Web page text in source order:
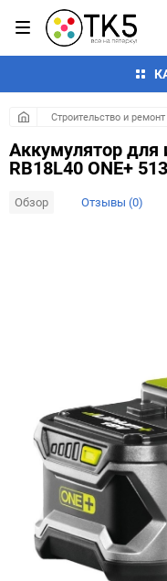
Строительство и ремонт
Аккумулятор для
RB18L40 ONE+
Обзор Отзывы (0)